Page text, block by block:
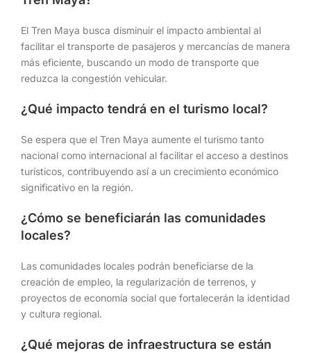
El Tren Maya busca disminuir el impacto ambiental al
facilitar el transporte de pasajeros y mercancías de manera
más eficiente, buscando un modo de transporte que
reduzca la congestión vehicular.
¿Qué impacto tendrá en el turismo local?
Se espera que el Tren Maya aumente el turismo tanto
nacional como internacional al facilitar el acceso a destinos
turísticos, contribuyendo así a un crecimiento económico
significativo en la región.
¿Cómo se beneficiarán las comunidades
locales?
Las comunidades locales podrán beneficiarse de la
creación de empleo, la regularización de terrenos, y
proyectos de economía social que fortalecerán la identidad
y cultura regional.
¿Qué mejoras de infraestructura se están